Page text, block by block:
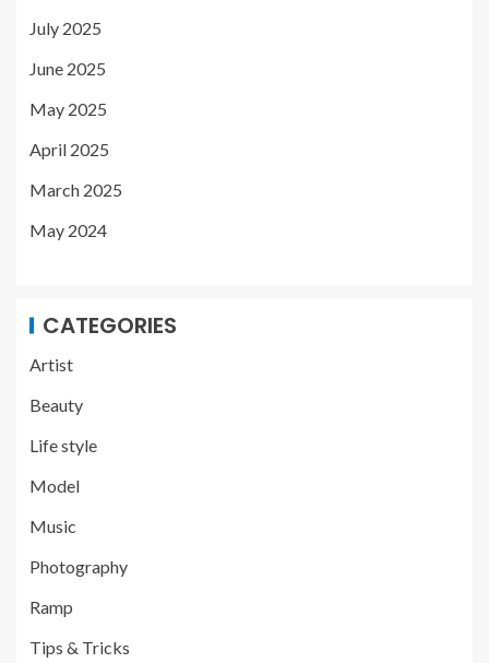
July 2025
June 2025
May 2025
April 2025
March 2025
May 2024
CATEGORIES
Artist
Beauty
Life style
Model
Music
Photography
Ramp
Tips & Tricks